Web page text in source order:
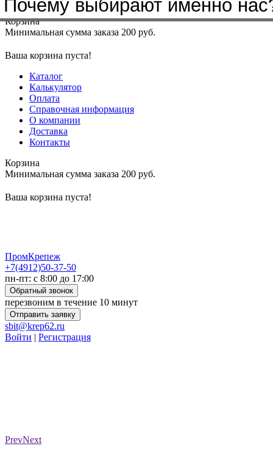
Меню+7(4912)50-37-50sbit@krep62.ru
Корзина
Минимальная сумма заказа 200 руб.
Ваша корзина пуста!
Каталог
Калькулятор
Оплата
Справочная информация
О компании
Доставка
Контакты
Корзина
Минимальная сумма заказа 200 руб.
Ваша корзина пуста!
ПромКрепеж
+7(4912)50-37-50
пн-пт: с 8:00 до 17:00
Обратный звонок
перезвоним в течение 10 минут
Отправить заявку
sbit@krep62.ru
Войти | Регистрация
PrevNext
Почему выбирают именно